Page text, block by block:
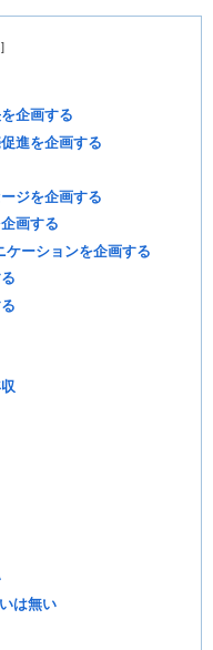
企画する
進を企画する
ジを企画する
画する
ケーションを企画する
は無い